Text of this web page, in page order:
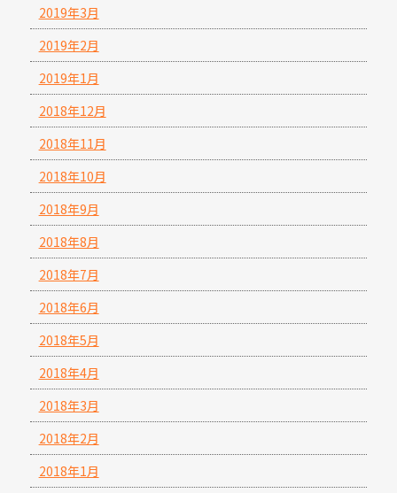
2019年3月
2019年2月
2019年1月
2018年12月
2018年11月
2018年10月
2018年9月
2018年8月
2018年7月
2018年6月
2018年5月
2018年4月
2018年3月
2018年2月
2018年1月